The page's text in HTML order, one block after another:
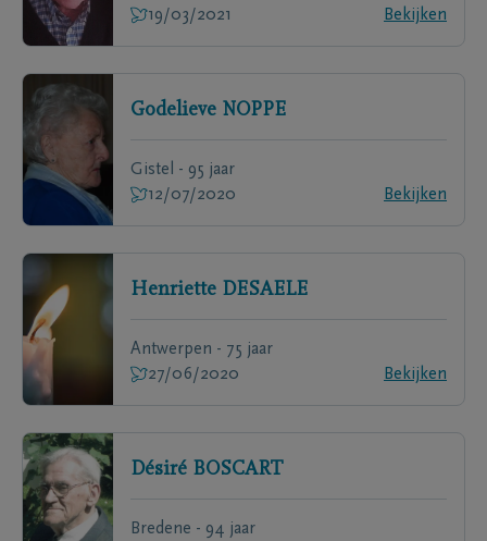
19/03/2021
Bekijken
Godelieve NOPPE
Gistel - 95 jaar
12/07/2020
Bekijken
Henriette DESAELE
Antwerpen - 75 jaar
27/06/2020
Bekijken
Désiré BOSCART
Bredene - 94 jaar